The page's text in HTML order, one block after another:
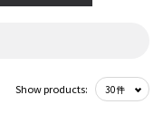
Show products: